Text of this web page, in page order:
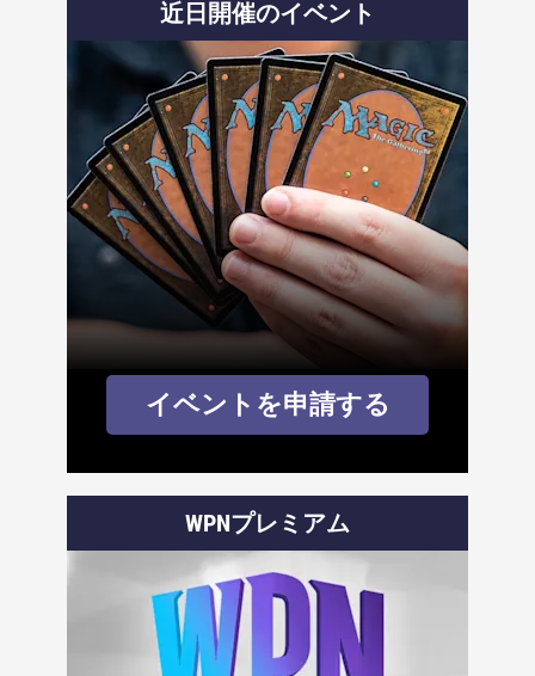
近日開催のイベント
イベントを申請する
WPNプレミアム